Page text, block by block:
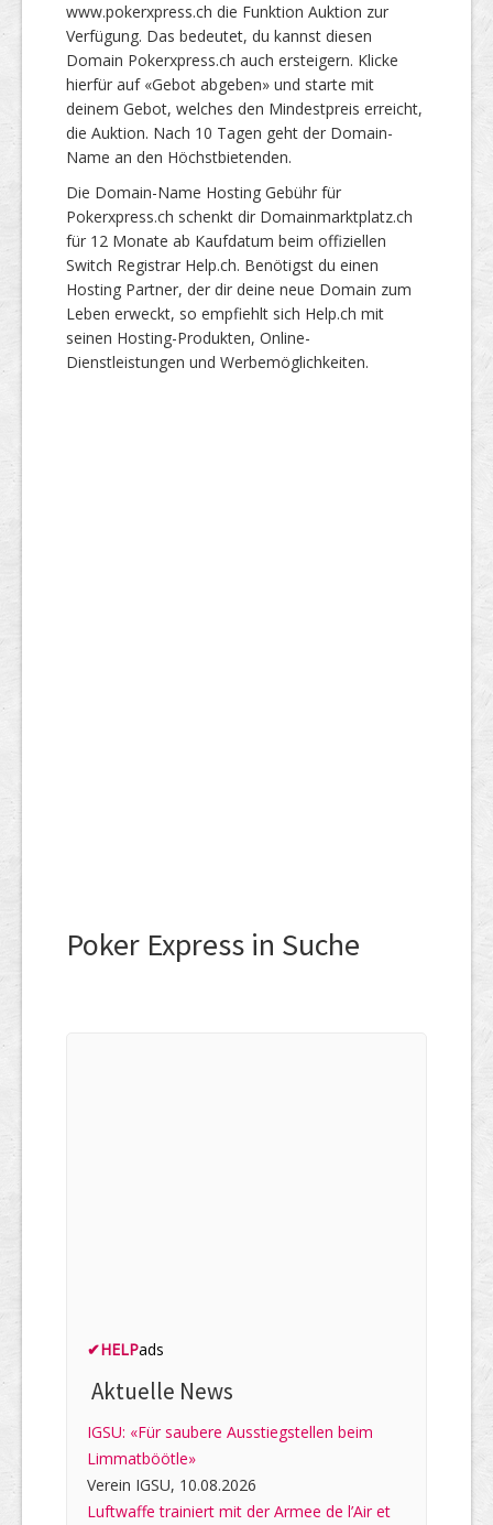
www.pokerxpress.ch die Funktion Auktion zur
Verfügung. Das bedeutet, du kannst diesen
Domain Pokerxpress.ch auch ersteigern. Klicke
hierfür auf «Gebot abgeben» und starte mit
deinem Gebot, welches den Mindestpreis erreicht,
die Auktion. Nach 10 Tagen geht der Domain-
Name an den Höchstbietenden.
Die Domain-Name Hosting Gebühr für
Pokerxpress.ch schenkt dir Domainmarktplatz.ch
für 12 Monate ab Kaufdatum beim offiziellen
Switch Registrar Help.ch. Benötigst du einen
Hosting Partner, der dir deine neue Domain zum
Leben erweckt, so empfiehlt sich Help.ch mit
seinen Hosting-Produkten, Online-
Dienstleistungen und Werbemöglichkeiten.
Poker Express in Suche
✔HELPads
Aktuelle News
IGSU: «Für saubere Ausstiegstellen beim
Limmatböötle»
Verein IGSU, 10.08.2026
Luftwaffe trainiert mit der Armee de l’Air et